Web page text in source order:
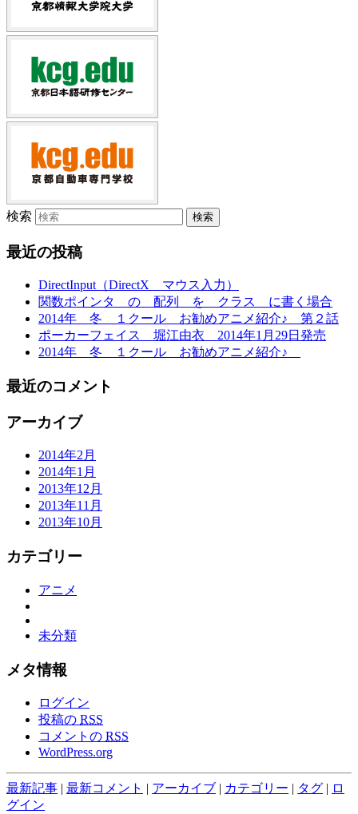
検索
最近の投稿
DirectInput（DirectX マウス入力）
関数ポインタ の 配列 を クラス に書く場合
2014年 冬 １クール お勧めアニメ紹介♪ 第２話
ポーカーフェイス 堀江由衣 2014年1月29日発売
2014年 冬 １クール お勧めアニメ紹介♪
最近のコメント
アーカイブ
2014年2月
2014年1月
2013年12月
2013年11月
2013年10月
カテゴリー
アニメ
未分類
メタ情報
ログイン
投稿の RSS
コメントの RSS
WordPress.org
最新記事 | 最新コメント | アーカイブ | カテゴリー | タグ | ロ
グイン